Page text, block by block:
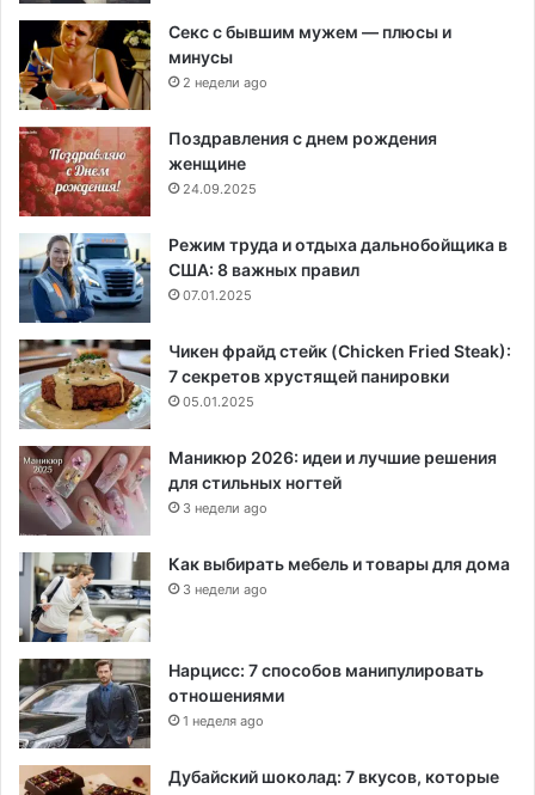
Секс с бывшим мужем — плюсы и
минусы
2 недели ago
Поздравления с днем рождения
женщине
24.09.2025
Режим труда и отдыха дальнобойщика в
США: 8 важных правил
07.01.2025
Чикен фрайд стейк (Chicken Fried Steak):
7 секретов хрустящей панировки
05.01.2025
Маникюр 2026: идеи и лучшие решения
для стильных ногтей
3 недели ago
Как выбирать мебель и товары для дома
3 недели ago
Нарцисс: 7 способов манипулировать
отношениями
1 неделя ago
Дубайский шоколад: 7 вкусов, которые